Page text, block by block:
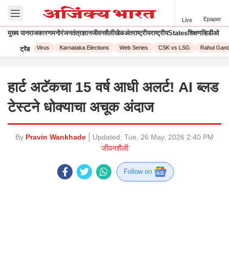
Live Epaper
मुख्य पानराजकारणमनोरंजनतंत्रज्ञानजीवनशैलीखेळअंतराष्ट्रीयराष्ट्रीयStatesशिक्षणव्हिडीओ
ट्रेंड
Corona Virus Karnataka Elections Web Series CSK vs LSG Rahul Gandhi
हार्ट अटॅकचा 15 वर्ष आधी अलर्ट! AI ब्लड
टेस्टने धोक्याचा अचूक अंदाज
By Pravin Wankhade Updated: Tue, 26 May, 2026 2:40 PM
जीवनशैली
Follow on